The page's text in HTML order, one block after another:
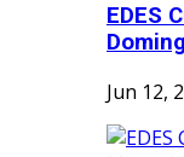
EDES
Jun 12,